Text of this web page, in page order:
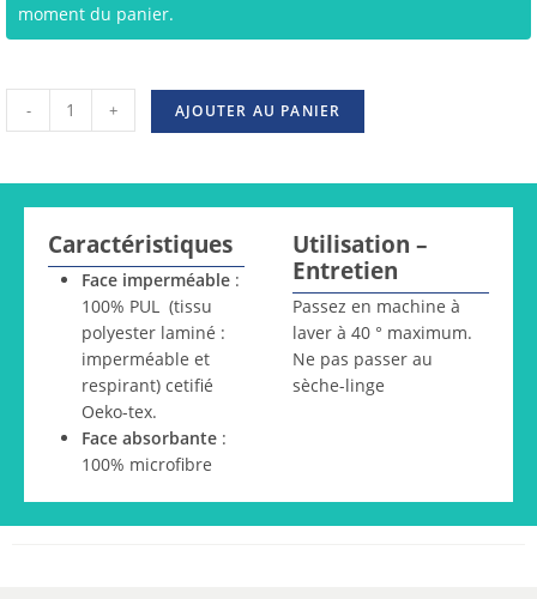
moment du panier.
- + AJOUTER AU PANIER
Caractéristiques
Face imperméable :
100% PUL (tissu
polyester laminé :
imperméable et
respirant) cetifié
Oeko-tex.
Face absorbante :
100% microfibre
Utilisation –
Entretien
Passez en machine à
laver à 40 ° maximum.
Ne pas passer au
sèche-linge